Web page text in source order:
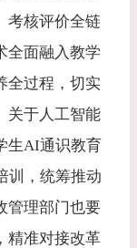
考核评价全链
全面融入教学
全过程，切实
关于人工智能
生AI通识教育
训，统筹推动
管理部门也要
精准对接改革